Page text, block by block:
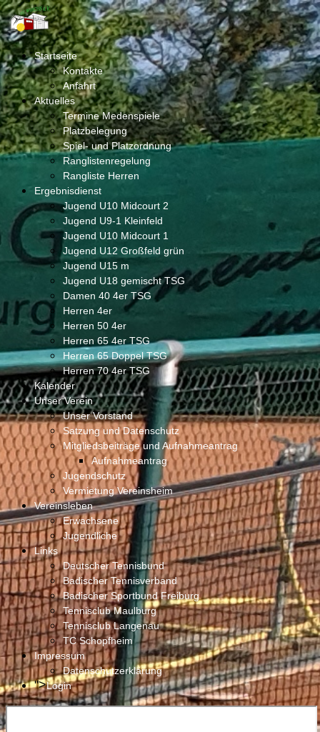
Startseite
Kontakte
Anfahrt
Aktuelles
Termine Medenspiele
Platzbelegung
Spiel- und Platzordnung
Ranglistenregelung
Rangliste Herren
Ergebnisdienst
Jugend U10 Midcourt 2
Jugend U9-1 Kleinfeld
Jugend U10 Midcourt 1
Jugend U12 Großfeld grün
Jugend U15 m
Jugend U18 gemischt TSG
Damen 40 4er TSG
Herren 4er
Herren 50 4er
Herren 65 4er TSG
Herren 65 Doppel TSG
Herren 70 4er TSG
Kalender
Unser Verein
Unser Vorstand
Satzung und Datenschutz
Mitgliedsbeiträge und Aufnahmeantrag
Aufnahmeantrag
Jugendschutz
Vermietung Vereinsheim
Vereinsleben
Erwachsene
Jugendliche
Links
Deutscher Tennisbund
Badischer Tennisverband
Badischer Sportbund Freiburg
Tennisclub Maulburg
Tennisclub Langenau
TC Schopfheim
Impressum
Datenschutzerklärung
">Login